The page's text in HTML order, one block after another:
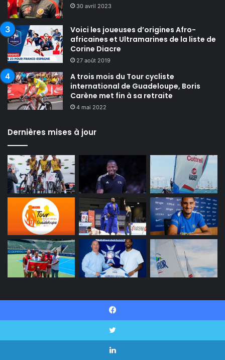
30 avril 2023
Voici les joueuses d’origines Afro-
africaines et Ultramarines de la liste de
Corine Diacre
27 août 2019
A trois mois du Tour cycliste
international de Guadeloupe, Boris
Carène met fin à sa retraite
4 mai 2022
Dernières mises à jour
Politique de confidentialité
Facebook
Twitter